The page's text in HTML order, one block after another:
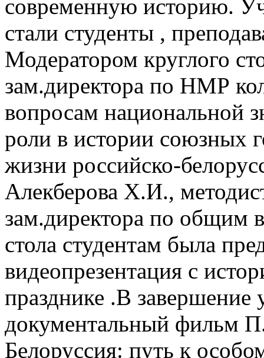
современную историю.
стали студенты ,
Модератором круглого
зам.директора по НМР
вопросам национальной
роли в истории союзных
жизни российско-
Алекберова Х.И.,
зам.директора по общим
стола студентам была
видеопрезентация с
празднике .В завершение
документальный фильм
Белоруссия: путь к